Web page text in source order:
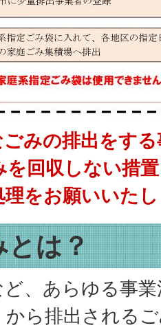
みの排出をす
回収しない措
をお願いいた
とは？
、あらゆる事
から排出される